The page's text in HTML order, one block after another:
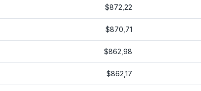
$872,22
$870,71
$862,98
$862,17